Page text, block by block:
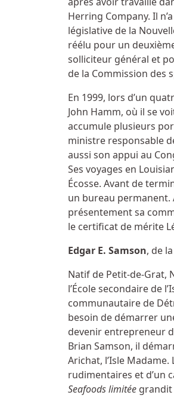
Herring Company. Il
législative de la
réélu pour un
solliciteur général et
de la Commission des
En 1999, lors d’un
John Hamm, où il se
accumule plusieurs
ministre responsable
aussi son appui au
Ses voyages en
Écosse. Avant de
un bureau permanent.
présentement sa
le certificat de mérite
Edgar E. Samson, de
Natif de Petit-de-Grat,
l’École secondaire de
communautaire de
besoin de démarrer
devenir entrepreneur
Brian Samson, il
Arichat, l’Isle
rudimentaires et d’un
Seafoods limitée grandit